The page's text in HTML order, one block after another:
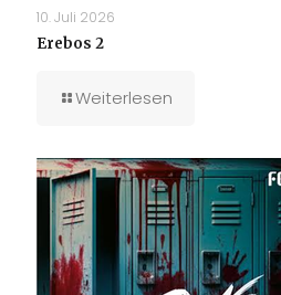
10. Juli 2026
Erebos 2
Weiterlesen